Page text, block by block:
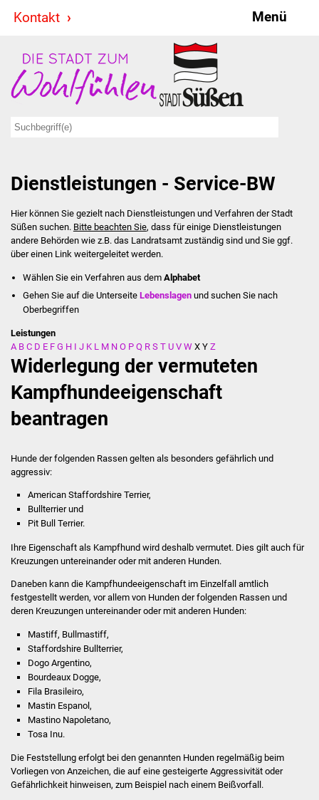
Kontakt Menü
Stadt & Politik
Bürgermeister
Ausschüsse
Ratsinformationssystem
Jugendbeirat
Summerrockfestival
Stadtverwaltung
Ansprechpartner
Ortsrecht
FNP / Bebauungspläne
Wahlen
Schulentwicklung Bizet
Dienstleistungen - Service-BW
Hier können Sie gezielt nach Dienstleistungen und Verfahren der Stadt
Süßen suchen. Bitte beachten Sie, dass für einige Dienstleistungen
andere Behörden wie z.B. das Landratsamt zuständig sind und Sie ggf.
über einen Link weitergeleitet werden.
Wählen Sie ein Verfahren aus dem Alphabet
Gehen Sie auf die UnterseiteLebenslagen und suchen Sie nach
Oberbegriffen
Leistungen
A B C D E F G H I J K L M N O P Q R S T U V W X Y Z
Widerlegung der vermuteten
Kampfhundeeigenschaft
beantragen
Hunde der folgenden Rassen gelten als besonders gefährlich und
aggressiv:
American Staffordshire Terrier,
Bullterrier und
Pit Bull Terrier.
Ihre Eigenschaft als Kampfhund wird deshalb vermutet. Dies gilt auch für
Kreuzungen untereinander oder mit anderen Hunden.
Daneben kann die Kampfhundeeigenschaft im Einzelfall amtlich
festgestellt werden, vor allem von Hunden der folgenden Rassen und
deren Kreuzungen untereinander oder mit anderen Hunden:
Mastiff, Bullmastiff,
Staffordshire Bullterrier,
Dogo Argentino,
Bourdeaux Dogge,
Fila Brasileiro,
Mastin Espanol,
Mastino Napoletano,
Tosa Inu.
Die Feststellung erfolgt bei den genannten Hunden regelmäßig beim
Vorliegen von Anzeichen, die auf eine gesteigerte Aggressivität oder
Gefährlichkeit hinweisen, zum Beispiel nach einem Beißvorfall .